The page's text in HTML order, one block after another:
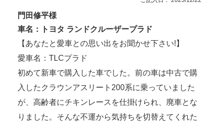
門田修平様
車名：トヨタ ランドクルーザープラド
【あなたと愛車との思い出をお聞かせ下さい!】
愛車名：TLCプラド
初めて新車で購入した車でした。前の車は中古で購
入したクラウンアスリート200系に乗っていました
が、高齢者にチキンレースを仕掛けられ、廃車とな
りました。そんな不運から気持ちを切替えてくれた